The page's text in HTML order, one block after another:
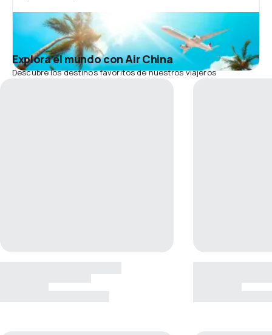
Explora el mundo con Air China
Descubre los destinos favoritos de nuestros viajeros